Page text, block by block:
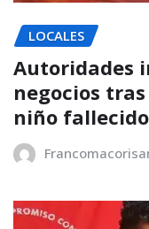
LOCALES
Autoridades
negocios
niño fallecido